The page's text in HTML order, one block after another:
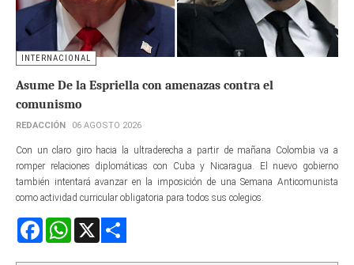
INTERNACIONAL
Asume De la Espriella con amenazas contra el
comunismo
REDACCIÓN 06 AGOSTO 2026
Con un claro giro hacia la ultraderecha a partir de mañana Colombia va a
romper relaciones diplomáticas con Cuba y Nicaragua. El nuevo gobierno
también intentará avanzar en la imposición de una Semana Anticomunista
como actividad curricular obligatoria para todos sus colegios.
FacebookWhatsApp